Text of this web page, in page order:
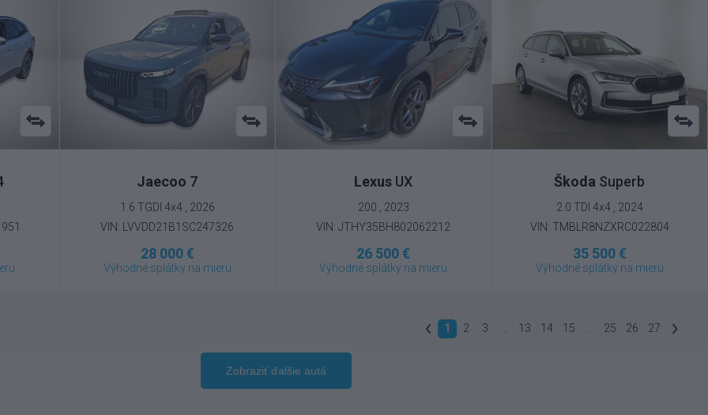
Jaecoo 7
1.6 TGDI 4x4 , 2026
VIN: LVVDD21B1SC247326
28 000 €
Výhodné splátky na mieru
Lexus UX
200 , 2023
VIN: JTHY35BH802062212
26 500 €
Výhodné splátky na mieru
Škoda Superb
2.0 TDI 4x4 , 2024
VIN: TMBLR8NZXRC022804
35 500 €
Výhodné splátky na mieru
1 2 3 ... 13 14 15 ... 25 26 27
Zobraziť ďalšie autá